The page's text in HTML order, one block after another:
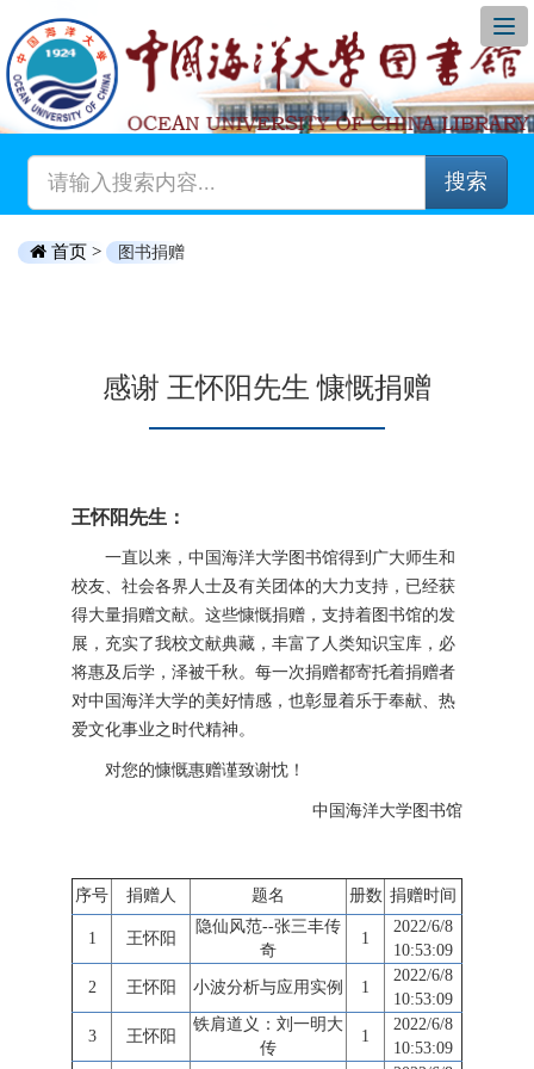
搜索
首页 > 图书捐赠
感谢 王怀阳先生 慷慨捐赠
王怀阳先生：
一直以来，中国海洋大学图书馆得到广大师生和
校友、社会各界人士及有关团体的大力支持，已经获
得大量捐赠文献。这些慷慨捐赠，支持着图书馆的发
展，充实了我校文献典藏，丰富了人类知识宝库，必
将惠及后学，泽被千秋。每一次捐赠都寄托着捐赠者
对中国海洋大学的美好情感，也彰显着乐于奉献、热
爱文化事业之时代精神。
对您的慷慨惠赠谨致谢忱！
中国海洋大学图书馆
序号 捐赠人 题名 册数 捐赠时间
1 王怀阳
隐仙风范--张三丰传
奇
1
2022/6/8
10:53:09
2 王怀阳 小波分析与应用实例 1
2022/6/8
10:53:09
3 王怀阳
铁肩道义：刘一明大
传
1
2022/6/8
10:53:09